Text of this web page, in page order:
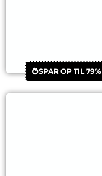
SPAR OP TIL 79%